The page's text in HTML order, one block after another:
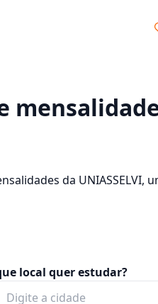
da UNIASSELVI,
local quer estudar?